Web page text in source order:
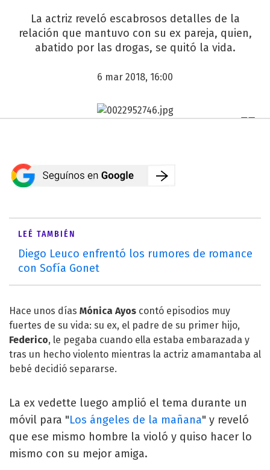
La actriz reveló escabrosos detalles de la
relación que mantuvo con su ex pareja, quien,
abatido por las drogas, se quitó la vida.
6 mar 2018, 16:00
LEÉ TAMBIÉN
Diego Leuco enfrentó los rumores de romance
con Sofía Gonet
Hace unos días Mónica Ayos contó episodios muy
fuertes de su vida: su ex, el padre de su primer hijo,
Federico, le pegaba cuando ella estaba embarazada y
tras un hecho violento mientras la actriz amamantaba al
bebé decidió separarse.
La ex vedette luego amplió el tema durante un
móvil para "Los ángeles de la mañana" y reveló
que ese mismo hombre la violó y quiso hacer lo
mismo con su mejor amiga.